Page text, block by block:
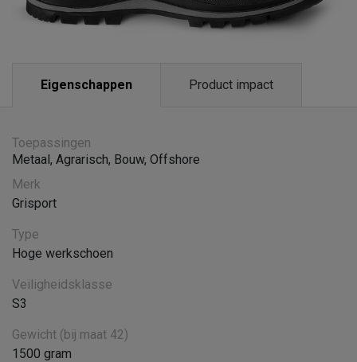
Eigenschappen Product impact
Toepassingen
Metaal, Agrarisch, Bouw, Offshore
Merk
Grisport
Type
Hoge werkschoen
Veiligheidsklasse
S3
Gewicht (bij maat 42)
1500 gram